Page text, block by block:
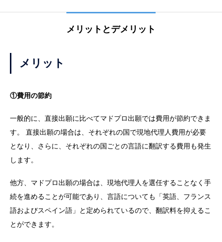
メリットとデメリット
メリット
①費用の節約
一般的に、直接出願に比べてマドプロ出願では費用が節約できま
す。 直接出願の場合は、それぞれの国で現地代理人費用が必要
となり、さらに、それぞれの国ごとの言語に翻訳する費用も発生
します。
他方、マドプロ出願の場合は、現地代理人を選任することなく手
続を進めることが可能であり、言語についても「英語、フランス
語およびスペイン語」と定められているので、翻訳料を抑えるこ
とができます。